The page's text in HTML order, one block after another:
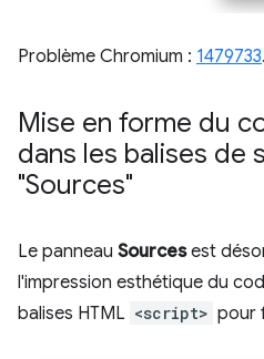
Problème Chromium : 1479733.
Mise en forme du
dans les balises de
"Sources"
Le panneau Sourcesest
l'impression esthétique du
balises HTML <script> pour